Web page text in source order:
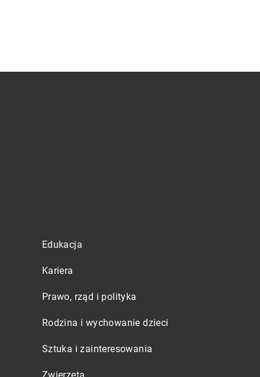
Edukacja
Kariera
Prawo, rząd i polityka
Rodzina i wychowanie dzieci
Sztuka i zainteresowania